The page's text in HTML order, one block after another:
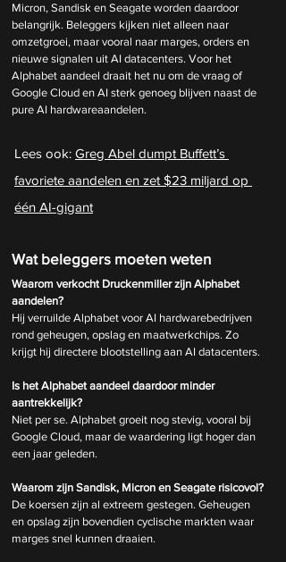
Micron, Sandisk en Seagate worden daardoor
belangrijk. Beleggers kijken niet alleen naar
omzetgroei, maar vooral naar marges, orders en
nieuwe signalen uit AI datacenters. Voor het
Alphabet aandeel draait het nu om de vraag of
Google Cloud en AI sterk genoeg blijven naast de
pure AI hardwareaandelen.
Lees ook: Greg Abel dumpt Buffett’s
favoriete aandelen en zet $23 miljard op
één AI-gigant
Wat beleggers moeten weten
Waarom verkocht Druckenmiller zijn Alphabet
aandelen?
Hij verruilde Alphabet voor AI hardwarebedrijven
rond geheugen, opslag en maatwerkchips. Zo
krijgt hij directere blootstelling aan AI datacenters.
Is het Alphabet aandeel daardoor minder
aantrekkelijk?
Niet per se. Alphabet groeit nog stevig, vooral bij
Google Cloud, maar de waardering ligt hoger dan
een jaar geleden.
Waarom zijn Sandisk, Micron en Seagate risicovol?
De koersen zijn al extreem gestegen. Geheugen
en opslag zijn bovendien cyclische markten waar
marges snel kunnen draaien.